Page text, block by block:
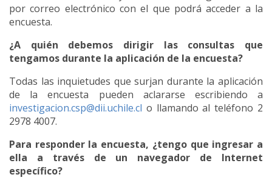
por correo electrónico con el que podrá acceder a la
encuesta.
¿A quién debemos dirigir las consultas que
tengamos durante la aplicación de la encuesta?
Todas las inquietudes que surjan durante la aplicación
de la encuesta pueden aclararse escribiendo a
investigacion.csp@dii.uchile.cl o llamando al teléfono 2
2978 4007.
Para responder la encuesta, ¿tengo que ingresar a
ella a través de un navegador de Internet
específico?